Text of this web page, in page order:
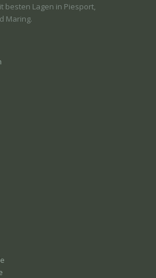
besten Lagen in Piesport,
Maring.